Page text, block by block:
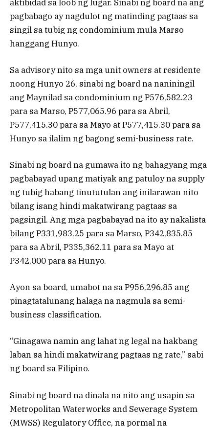
aktibidad sa loob ng lugar. Sinabi ng board na ang
pagbabago ay nagdulot ng matinding pagtaas sa
singil sa tubig ng condominium mula Marso
hanggang Hunyo.
Sa advisory nito sa mga unit owners at residente
noong Hunyo 26, sinabi ng board na naniningil
ang Maynilad sa condominium ng P576,582.23
para sa Marso, P577,065.96 para sa Abril,
P577,415.30 para sa Mayo at P577,415.30 para sa
Hunyo sa ilalim ng bagong semi-business rate.
Sinabi ng board na gumawa ito ng bahagyang mga
pagbabayad upang matiyak ang patuloy na supply
ng tubig habang tinututulan ang inilarawan nito
bilang isang hindi makatwirang pagtaas sa
pagsingil. Ang mga pagbabayad na ito ay nakalista
bilang P331,983.25 para sa Marso, P342,835.85
para sa Abril, P335,362.11 para sa Mayo at
P342,000 para sa Hunyo.
Ayon sa board, umabot na sa P956,296.85 ang
pinagtatalunang halaga na nagmula sa semi-
business classification.
“Ginagawa namin ang lahat ng legal na hakbang
laban sa hindi makatwirang pagtaas ng rate,” sabi
ng board sa Filipino.
Sinabi ng board na dinala na nito ang usapin sa
Metropolitan Waterworks and Sewerage System
(MWSS) Regulatory Office, na pormal na